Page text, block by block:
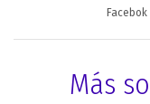
Facebok
Más